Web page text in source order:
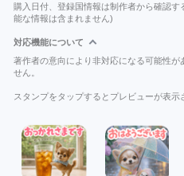
購入日付、登録国情報は制作者から確認
能な情報は含まれません)
対応機能について
著作者の意向により非対応になる可能性が
せん。
スタンプをタップするとプレビューが表示